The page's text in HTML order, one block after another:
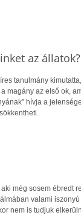
az állatok?
tanulmány
magány az első ok,
hívja a
még sosem ébredt
valami
nem is tudjuk